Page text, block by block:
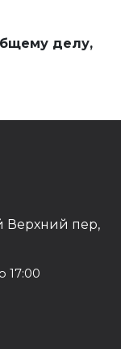
делу,
Верхний пер,
17:00